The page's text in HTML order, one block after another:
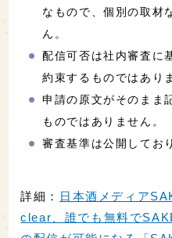
なもので、個別の取材
ん。
配信可否は社内審査に
約束するものではあり
申請の原文がそのまま
ものではありません。
審査基準は公開してお
詳細： 日本酒メディア
clear、誰でも無料で